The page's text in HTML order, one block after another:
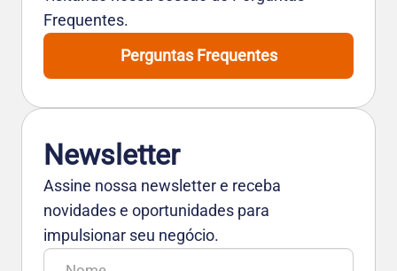
Frequentes.
Perguntas Frequentes
Newsletter
Assine nossa newsletter e receba
novidades e oportunidades para
impulsionar seu negócio.